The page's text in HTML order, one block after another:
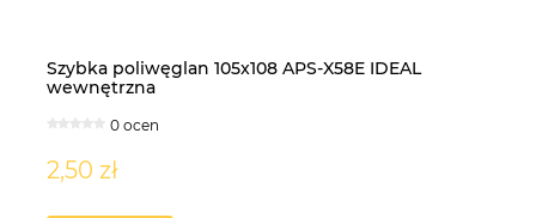
Szybka poliwęglan 105x108 APS-X58E IDEAL
wewnętrzna
0 ocen
2,50 zł